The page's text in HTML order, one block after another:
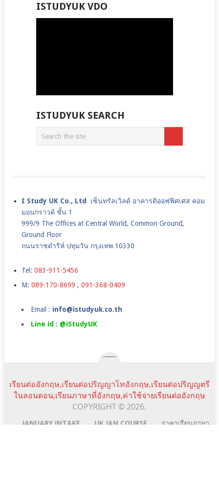
ISTUDYUK VDO
ISTUDYUK SEARCH
I Study UK Co., Ltd เซ็นทรัลเวิลด์ อาคารดิออฟฟิศเศส คอม
มอนกราวด์ ชั้น 1
999/9 The Offices at Central World, Common Ground,
Ground Floor
ถนนราชดำริห์ ปทุมวัน กรุงเทพ 10330
Tel: 083-911-5456
M: 089-170-8699 , 091-368-0409
Email : info@istudyuk.co.th
Line id : @iStudyUK
เรียนต่ออังกฤษ,เรียนต่อปริญญาโทอังกฤษ,เรียนต่อปริญญตรี
ในลอนดอน,เรียนภาษาที่อังกฤษ,ค่าใช้จ่ายเรียนต่ออังกฤษ
COPYRIGHT © 2026.
JANUARY INTAKE UK JAN COURSE
ราคาเรียนภาษา